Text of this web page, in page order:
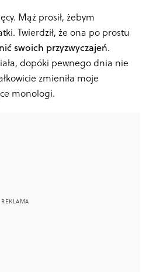
Mąż prosił, żebym
Twierdził, że ona po prostu
swoich przyzwyczajeń.
dopóki pewnego dnia nie
zmieniła moje
monologi.